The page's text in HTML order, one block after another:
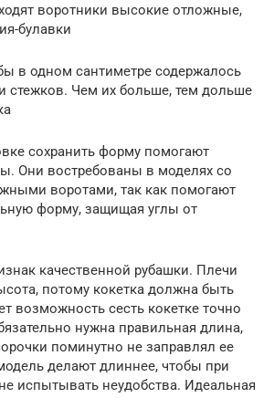
воротники высокие отложные,
булавки
в одном сантиметре содержалось
стежков. Чем их больше, тем дольше
сохранить форму помогают
Они востребованы в моделях со
воротами, так как помогают
форму, защищая углы от
качественной рубашки. Плечи
потому кокетка должна быть
возможность сесть кокетке точно
нужна правильная длина,
поминутно не заправлял ее
делают длиннее, чтобы при
испытывать неудобства. Идеальная